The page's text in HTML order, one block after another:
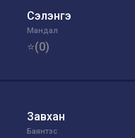
Сэлэнгэ
Мандал
⭐(0)
Завхан
Баянтэс